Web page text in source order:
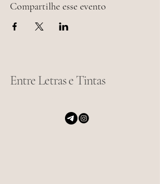
Compartilhe esse evento
Entre Letras e Tintas